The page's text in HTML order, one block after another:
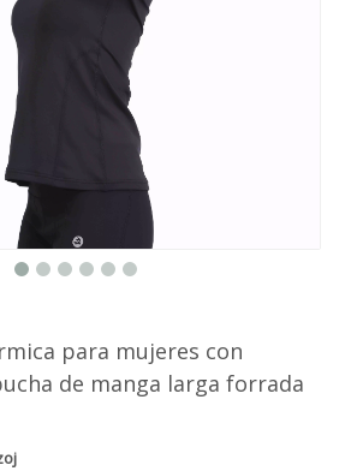
para mujeres con
de manga larga forrada